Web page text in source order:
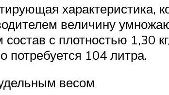
характеристика,
величину
с плотностью 1,30
потребуется 104 литра.
весом